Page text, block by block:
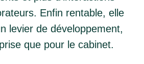
Enfin rentable, elle
levier de développement,
que pour le cabinet.